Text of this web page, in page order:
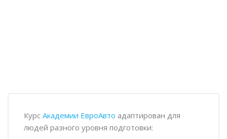
Курс Академии ЕвроАвто адаптирован для
людей разного уровня подготовки: